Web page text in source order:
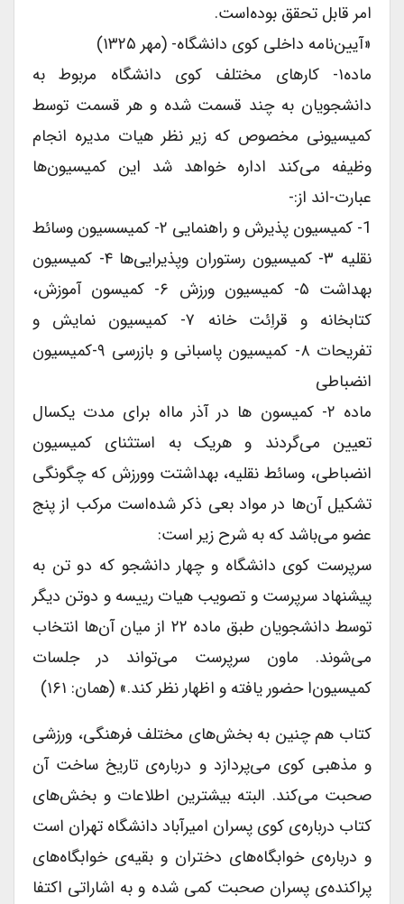
امر قابل تحقق بوده‌است.
«آیین‌نامه داخلی کوی دانشگاه- (مهر ۱۳۲۵)
ماده۱- کارهای مختلف کوی دانشگاه مربوط به
دانشجویان به چند قسمت شده و هر قسمت توسط
کمیسیونی مخصوص که زیر نظر هیات مدیره انجام
وظیفه می‌کند اداره خواهد شد این کمیسیون‌ها
عبارت-اند از:-
1- کمیسیون پذیرش و راهنمایی ۲- کمیسسیون وسائط
نقلیه ۳- کمیسیون رستوران وپذیرایی‌ها ۴- کمیسیون
بهداشت ۵- کمیسیون ورزش ۶- کمیسون آموزش،
کتابخانه و قراِئت خانه ۷- کمیسیون نمایش و
تفریحات ۸- کمیسیون پاسبانی و بازرسی ۹-کمیسیون
انضباطی
ماده ۲- کمیسون ها در آذر مااه برای مدت یکسال
تعیین می‌گردند و هریک به استثنای کمیسیون
انضباطی، وسائط نقلیه، بهداشتت وورزش که چگونگی
تشکیل آن‌ها در مواد بعی ذکر شده‌است مرکب از پنج
عضو می‌باشد که به شرح زیر است:
سرپرست کوی دانشگاه و چهار دانشجو که دو تن به
پیشنهاد سرپرست و تصویب هیات رییسه و دوتن دیگر
توسط دانشجویان طبق ماده ۲۲ از میان آن‌ها انتخاب
می‌شوند. ماون سرپرست می‌تواند در جلسات
کمیسیون‌ا حضور یافته و اظهار نظر کند.» (همان: ۱۶۱)
کتاب هم چنین به بخش‌های مختلف فرهنگی، ورزشی
و مذهبی کوی می‌پردازد و درباره‌ی تاریخ ساخت آن
صحبت می‌کند. البته بیشترین اطلاعات و بخش‌های
کتاب درباره‌ی کوی پسران امیرآباد دانشگاه تهران است
و درباره‌ی خوابگاه‌های دختران و بقیه‌ی خوابگاه‌های
پراکنده‌ی پسران صحبت کمی شده و به اشاراتی اکتفا